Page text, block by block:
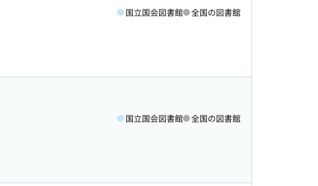
国立国会図書館 全国の図書館
国立国会図書館 全国の図書館